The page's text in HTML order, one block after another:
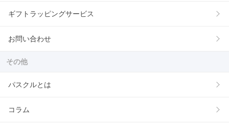
ギフトラッピングサービス
お問い合わせ
その他
パスクルとは
コラム